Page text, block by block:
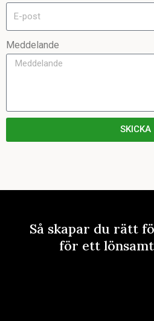
Meddelande
SKICKA
Så skapar du rätt
för ett